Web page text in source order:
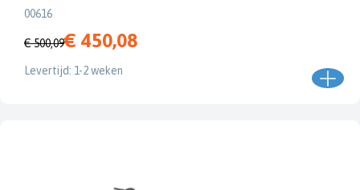
00616
€ 500,09€ 450,08
Levertijd: 1-2 weken